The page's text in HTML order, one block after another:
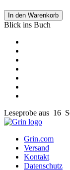
In den Warenkorb
Blick ins Buch